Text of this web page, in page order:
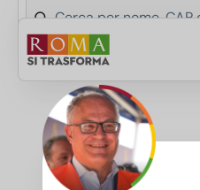
Salta al contenuto principale